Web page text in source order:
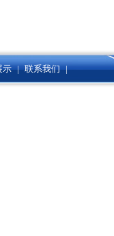
示 | 联系我们 |